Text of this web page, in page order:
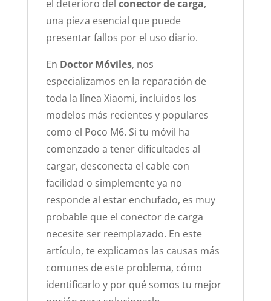
el deterioro del conector de carga,
una pieza esencial que puede
presentar fallos por el uso diario.
En Doctor Móviles, nos
especializamos en la reparación de
toda la línea Xiaomi, incluidos los
modelos más recientes y populares
como el Poco M6. Si tu móvil ha
comenzado a tener dificultades al
cargar, desconecta el cable con
facilidad o simplemente ya no
responde al estar enchufado, es muy
probable que el conector de carga
necesite ser reemplazado. En este
artículo, te explicamos las causas más
comunes de este problema, cómo
identificarlo y por qué somos tu mejor